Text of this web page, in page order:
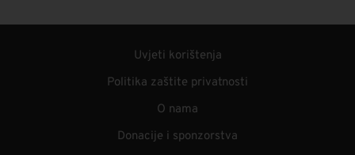
Uvjeti korištenja
Politika zaštite privatnosti
O nama
Donacije i sponzorstva